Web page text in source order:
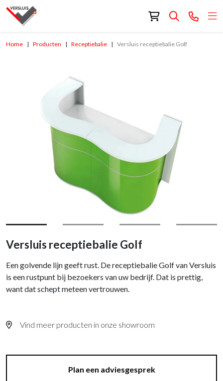
Home Producten Receptiebalie Versluis receptiebalie Golf
Versluis receptiebalie Golf
Een golvende lijn geeft rust. De receptiebalie Golf van Versluis
is een rustpunt bij bezoekers van uw bedrijf. Dat is prettig,
want dat schept meteen vertrouwen.
Vind meer producten in onze showroom
Plan een adviesgesprek